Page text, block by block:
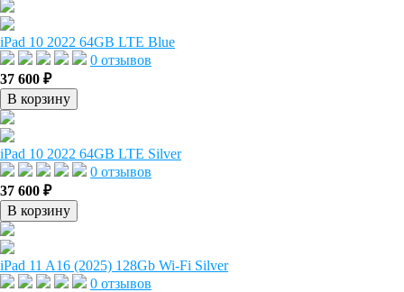
iPad 10 2022 64GB LTE Blue
0 отзывов
37 600 ₽
В корзину
iPad 10 2022 64GB LTE Silver
0 отзывов
37 600 ₽
В корзину
iPad 11 A16 (2025) 128Gb Wi-Fi Silver
0 отзывов